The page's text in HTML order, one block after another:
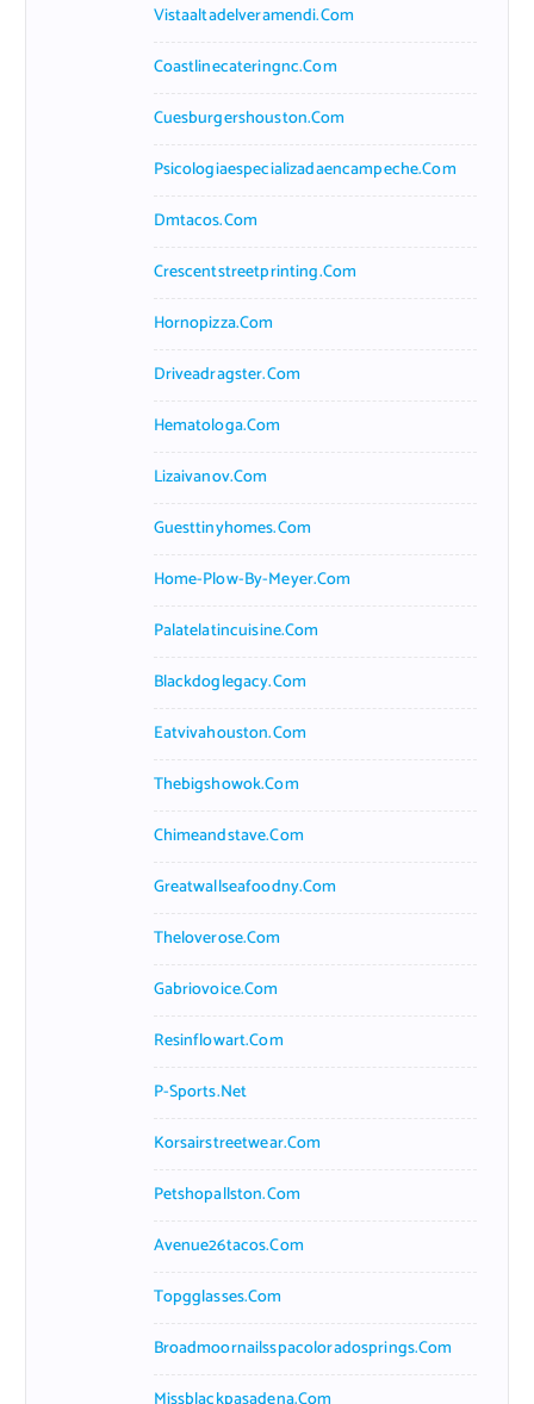
Vistaaltadelveramendi.com
Coastlinecateringnc.com
Cuesburgershouston.com
Psicologiaespecializadaencampeche.com
Dmtacos.com
Crescentstreetprinting.com
Hornopizza.com
Driveadragster.com
Hematologa.com
Lizaivanov.com
Guesttinyhomes.com
Home-Plow-By-Meyer.com
Palatelatincuisine.com
Blackdoglegacy.com
Eatvivahouston.com
Thebigshowok.com
Chimeandstave.com
Greatwallseafoodny.com
Theloverose.com
Gabriovoice.com
Resinflowart.com
P-Sports.net
Korsairstreetwear.com
Petshopallston.com
Avenue26tacos.com
Topgglasses.com
Broadmoornailsspacoloradosprings.com